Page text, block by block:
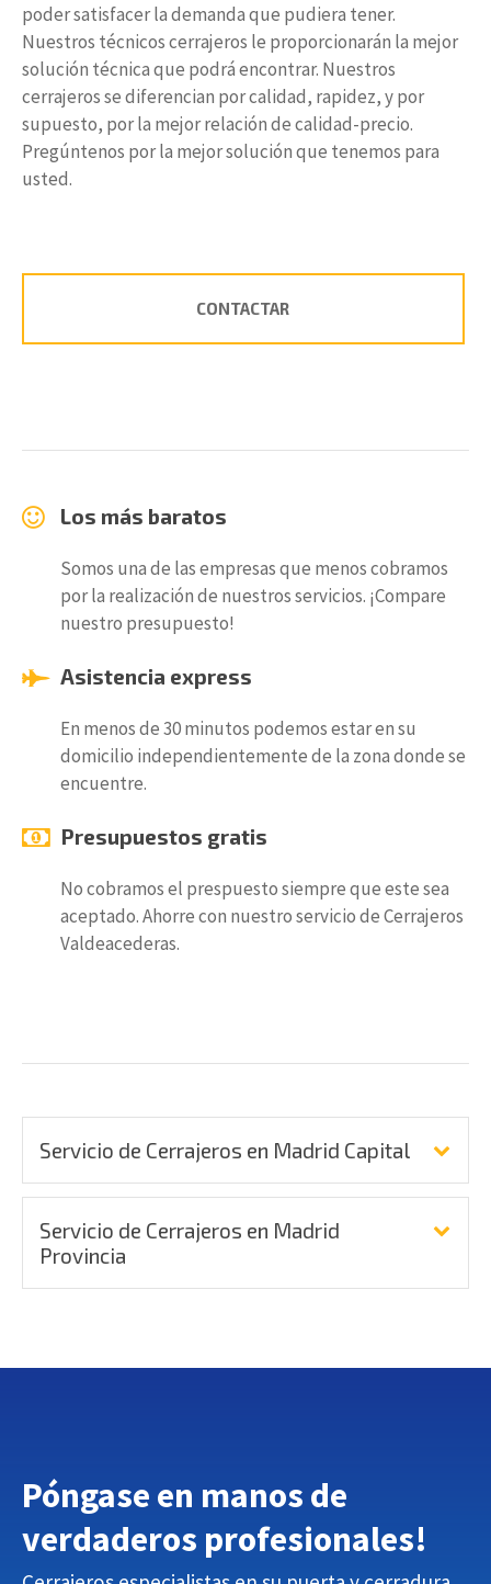
poder satisfacer la demanda que pudiera tener.
Nuestros técnicos cerrajeros le proporcionarán la mejor
solución técnica que podrá encontrar. Nuestros
cerrajeros se diferencian por calidad, rapidez, y por
supuesto, por la mejor relación de calidad-precio.
Pregúntenos por la mejor solución que tenemos para
usted.
CONTACTAR
Los más baratos
Somos una de las empresas que menos cobramos
por la realización de nuestros servicios. ¡Compare
nuestro presupuesto!
Asistencia express
En menos de 30 minutos podemos estar en su
domicilio independientemente de la zona donde se
encuentre.
Presupuestos gratis
No cobramos el prespuesto siempre que este sea
aceptado. Ahorre con nuestro servicio de Cerrajeros
Valdeacederas.
Servicio de Cerrajeros en Madrid Capital
Servicio de Cerrajeros en Madrid
Provincia
Póngase en manos de
verdaderos profesionales!